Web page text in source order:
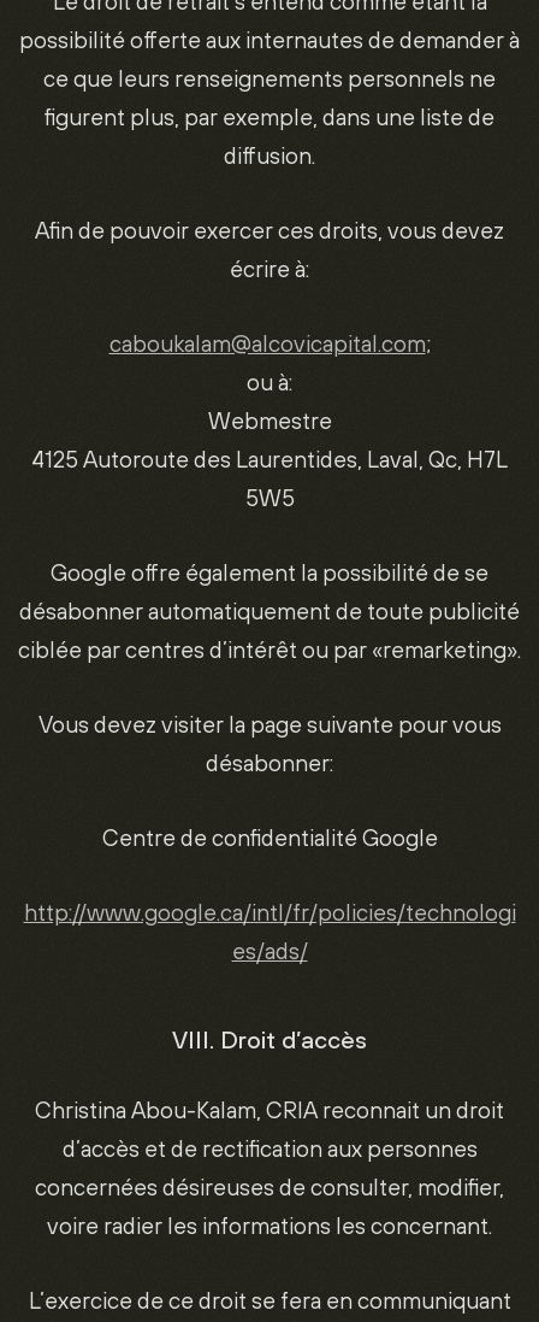
possibilité offerte aux internautes de demander à
ce que leurs renseignements personnels ne
figurent plus, par exemple, dans une liste de
diffusion.
Afin de pouvoir exercer ces droits, vous devez
écrire à:
caboukalam@alcovicapital.com;
ou à:
Webmestre
4125 Autoroute des Laurentides, Laval, Qc, H7L
5W5
Google offre également la possibilité de se
désabonner automatiquement de toute publicité
ciblée par centres d’intérêt ou par «remarketing».
Vous devez visiter la page suivante pour vous
désabonner:
Centre de confidentialité Google
http://www.google.ca/intl/fr/policies/technologi
es/ads/
VIII. Droit d’accès
Christina Abou-Kalam, CRIA reconnait un droit
d’accès et de rectification aux personnes
concernées désireuses de consulter, modifier,
voire radier les informations les concernant.
L’exercice de ce droit se fera en communiquant